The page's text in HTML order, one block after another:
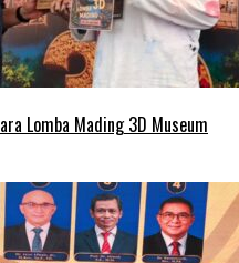
Lomba Mading 3D Museum